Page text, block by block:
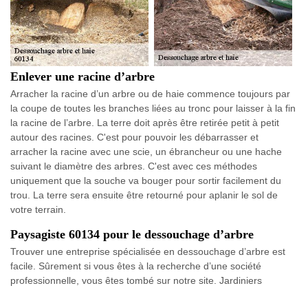
Enlever une racine d’arbre
Arracher la racine d’un arbre ou de haie commence toujours par
la coupe de toutes les branches liées au tronc pour laisser à la fin
la racine de l’arbre. La terre doit après être retirée petit à petit
autour des racines. C'est pour pouvoir les débarrasser et
arracher la racine avec une scie, un ébrancheur ou une hache
suivant le diamètre des arbres. C'est avec ces méthodes
uniquement que la souche va bouger pour sortir facilement du
trou. La terre sera ensuite être retourné pour aplanir le sol de
votre terrain.
Paysagiste 60134 pour le dessouchage d’arbre
Trouver une entreprise spécialisée en dessouchage d’arbre est
facile. Sûrement si vous êtes à la recherche d’une société
professionnelle, vous êtes tombé sur notre site. Jardiniers